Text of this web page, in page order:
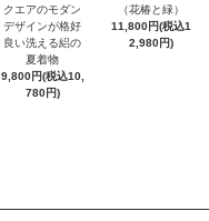
クエアのモダン
デザインが格好
良い洗える絽の
夏着物
9,800円(税込10,
780円)
（花椿と緑）
11,800円(税込1
2,980円)